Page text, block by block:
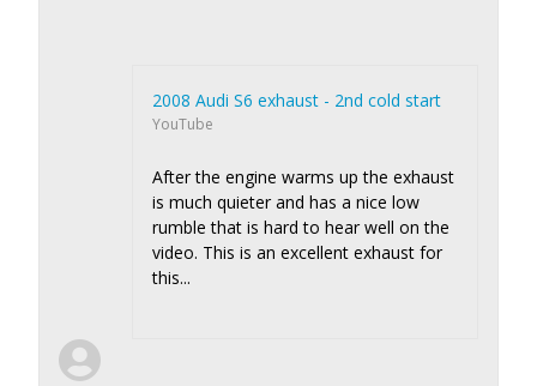
2008 Audi S6 exhaust - 2nd cold start
YouTube
After the engine warms up the exhaust
is much quieter and has a nice low
rumble that is hard to hear well on the
video. This is an excellent exhaust for
this...